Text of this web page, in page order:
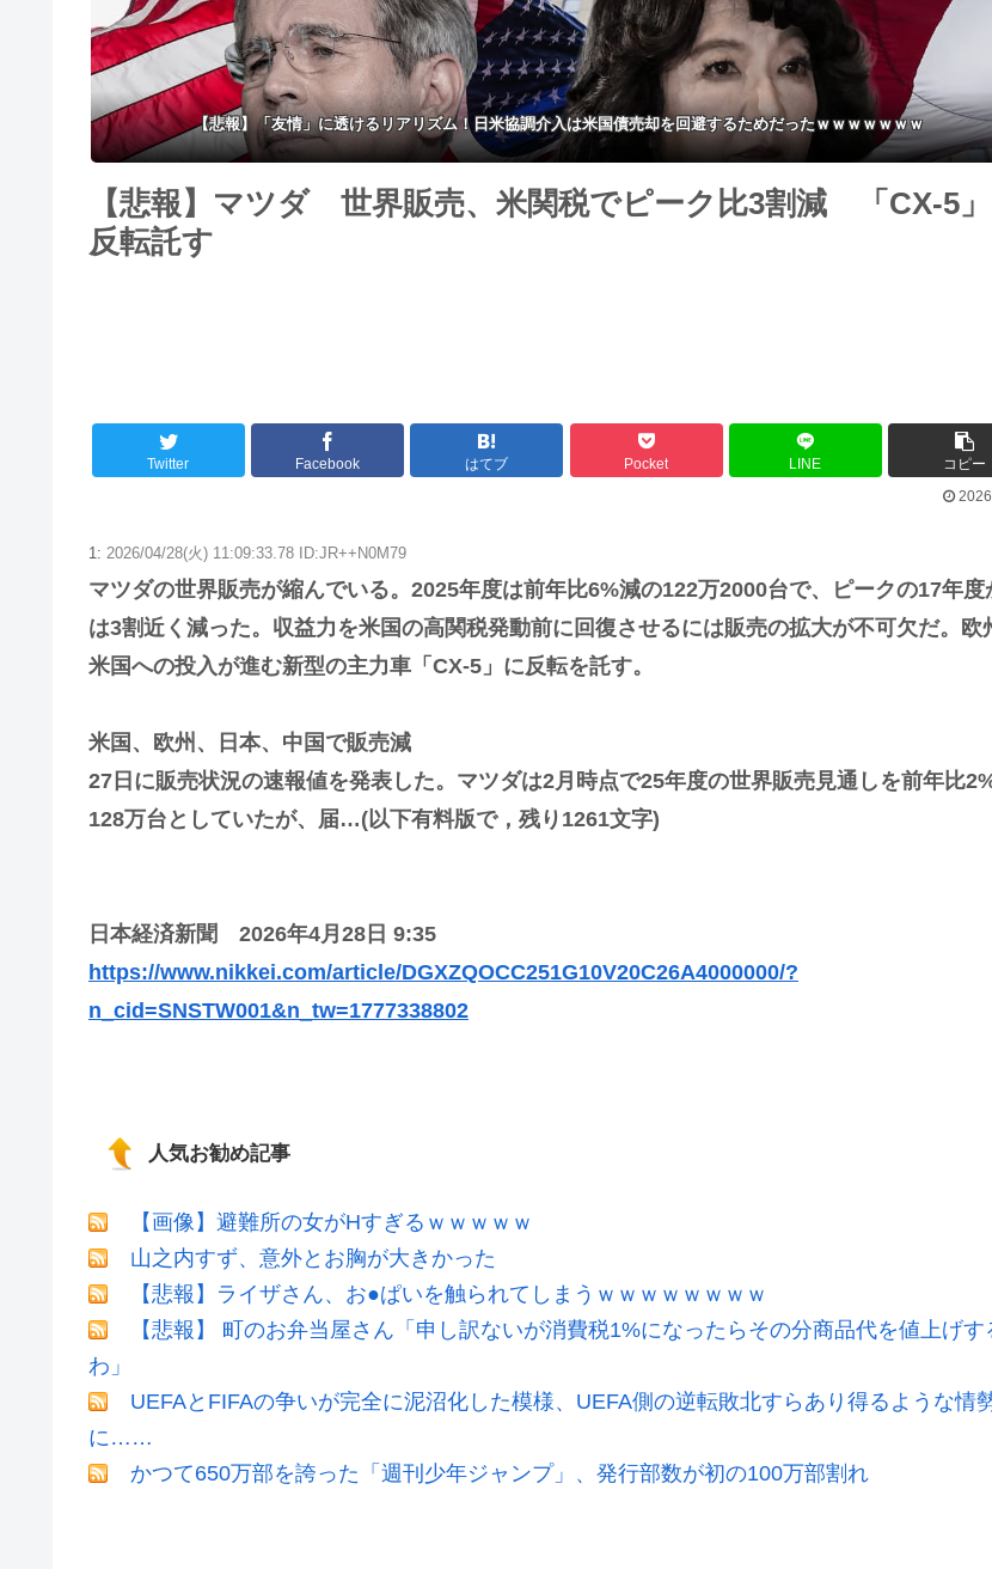
【悲報】「友情」に透けるリアリズム！日米協調介入は米国債売却を回避するためだったｗｗｗｗｗｗｗ
【悲報】マツダ 世界販売、米関税でピーク比3割減 「CX-5
反転託す
Twitter Facebook はてブ Pocket LINE
コピー
1: 2026/04/28(火) 11:09:33.78 ID:JR++N0M79
マツダの世界販売が縮んでいる。2025年度は前年比6%減の122万2000台で、ピークの17年度
は3割近く減った。収益力を米国の高関税発動前に回復させるには販売の拡大が不可欠だ。欧
米国への投入が進む新型の主力車「CX-5」に反転を託す。
米国、欧州、日本、中国で販売減
27日に販売状況の速報値を発表した。マツダは2月時点で25年度の世界販売見通しを前年比
128万台としていたが、届…(以下有料版で，残り1261文字)
日本経済新聞 2026年4月28日 9:35
https://www.nikkei.com/article/DGXZQOCC251G10V20C26A4000000/?
n_cid=SNSTW001&n_tw=1777338802
人気お勧め記事
【画像】避難所の女がHすぎるｗｗｗｗｗ
山之内すず、意外とお胸が大きかった
【悲報】ライザさん、お●ぱいを触られてしまうｗｗｗｗｗｗｗｗ
【悲報】 町のお弁当屋さん「申し訳ないが消費税1%になったらその分商品代を値上げす
わ」
UEFAとFIFAの争いが完全に泥沼化した模様、UEFA側の逆転敗北すらあり得るような情
に……
かつて650万部を誇った「週刊少年ジャンプ」、発行部数が初の100万部割れ